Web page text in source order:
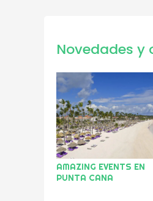
Novedades y
AMAZING EVENTS EN
PUNTA CANA